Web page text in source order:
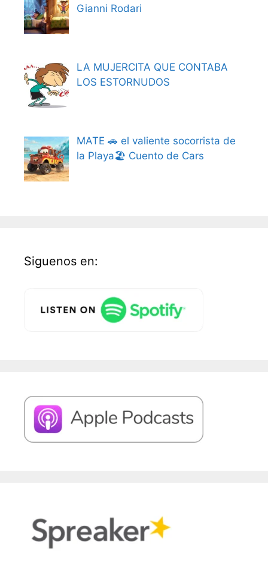
Gianni Rodari
LA MUJERCITA QUE CONTABA
LOS ESTORNUDOS
MATE 🚗 el valiente socorrista de
la Playa🏖️ Cuento de Cars
Siguenos en: